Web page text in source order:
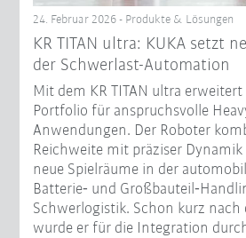
24. Februar 2026 - Produkte & Lösungen
KR TITAN ultra: KUKA setzt
der Schwerlast-Automation
Mit dem KR TITAN ultra erweitert
Portfolio für anspruchsvolle
Anwendungen. Der Roboter
Reichweite mit präziser
neue Spielräume in der
Batterie‑ und
Schwerlogistik. Schon kurz
wurde er für die Integration